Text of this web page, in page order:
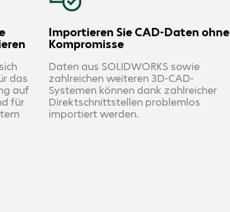
das
auf
für
Importieren Sie CAD-Daten ohne
Kompromisse
Daten aus SOLIDWORKS sowie
zahlreichen weiteren 3D-CAD-
Systemen können dank zahlreicher
Direktschnittstellen problemlos
importiert werden.